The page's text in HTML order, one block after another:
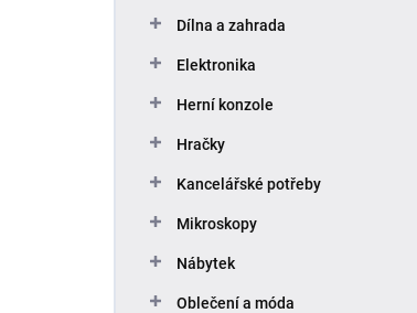
Dílna a zahrada
Elektronika
Herní konzole
Hračky
Kancelářské potřeby
Mikroskopy
Nábytek
Oblečení a móda